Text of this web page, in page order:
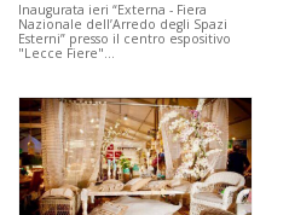
Inaugurata ieri “Externa - Fiera
Nazionale dell’Arredo degli Spazi
Esterni” presso il centro espositivo
"Lecce Fiere"…